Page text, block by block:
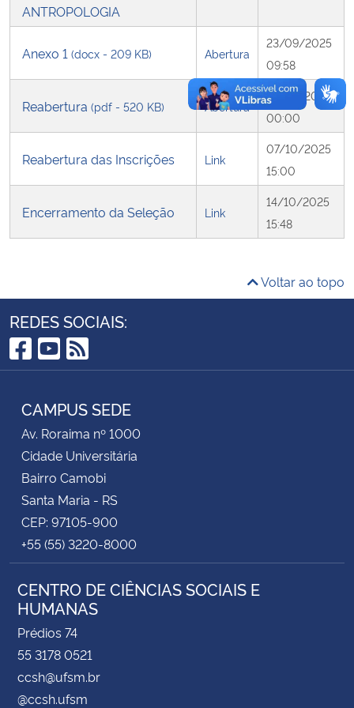
Secretaria de Governo
Advocacia-Geral da União
ANTROPOLOGIA
Anexo 1 (docx - 209 KB) Abertura
23/09/2025
09:58
Reabertura (pdf - 520 KB) Abertura
01/10/2025
00:00
Reabertura das Inscrições Link
07/10/2025
15:00
Encerramento da Seleção Link
14/10/2025
15:48
Voltar ao topo
REDES SOCIAIS:
Facebook
YouTube
RSS
CAMPUS SEDE
Av. Roraima nº 1000
Cidade Universitária
Bairro Camobi
Santa Maria - RS
CEP: 97105-900
+55 (55) 3220-8000
CENTRO DE CIÊNCIAS SOCIAIS E
HUMANAS
Prédios 74
55 3178 0521
ccsh@ufsm.br
@ccsh.ufsm